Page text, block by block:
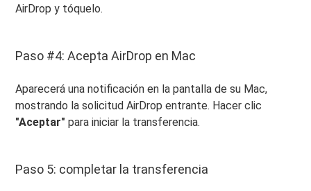
AirDrop y tóquelo.
Paso #4: Acepta AirDrop en Mac
Aparecerá una notificación en la pantalla de su Mac,
mostrando la solicitud AirDrop entrante. Hacer clic
"Aceptar" para iniciar la transferencia.
Paso 5: completar la transferencia